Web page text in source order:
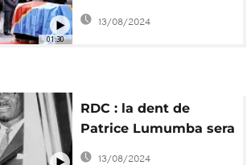
01:30
Patrice Lumumba à
ses proches
13/08/2024
RDC : la dent de
Patrice Lumumba sera
restituée à sa famille
13/08/2024